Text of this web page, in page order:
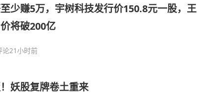
少赚5万，宇树科技发行价150.8元一股，王
将破200亿
论21小时前
妖股复牌卷土重来